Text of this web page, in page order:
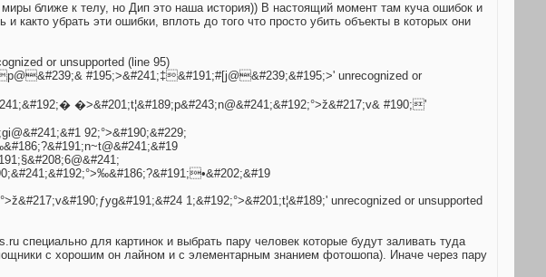
ближе к телу, но Дип это наша история)) В настоящий момент там куча ошибок и
убрать эти ошибки, вплоть до того что просто убить объекты в которых они
or unsupported (line 95)
#195;>&#241;‡&#191;#[j@&#239;&#195;>' unrecognized or
�>&#201;t¦&#189;p&#243;n@&#241;&#192;°>ž&#217;v& #190;'
92;°>&#190;&#229;
1;&#192;°>&#201;t¦&#189;' unrecognized or unsupported
специально для картинок и выбрать пару человек которые будут заливать туда
с хорошим он лайном и с элементарным знанием фотошопа). Иначе через пару